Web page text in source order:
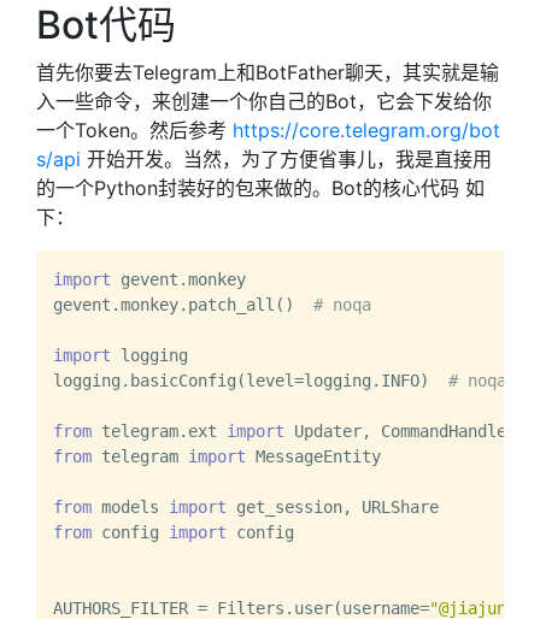
Bot代码
首先你要去Telegram上和BotFather聊天，其实就是输
入一些命令，来创建一个你自己的Bot，它会下发给你
一个Token。然后参考 https://core.telegram.org/bot
s/api 开始开发。当然，为了方便省事儿，我是直接用
的一个Python封装好的包来做的。Bot的核心代码 如
下：
import gevent.monkey
gevent.monkey.patch_all() # noqa
import logging
logging.basicConfig(level=logging.INFO) # noqa
from telegram.ext import
from telegram import MessageEntity
from models import
from config import config
AUTHORS_FILTER = Filters.user(username=